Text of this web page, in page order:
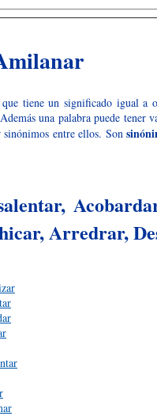
tiene un significado igual a
una palabra puede tener
sinónimos entre ellos. Son
Arredrar,